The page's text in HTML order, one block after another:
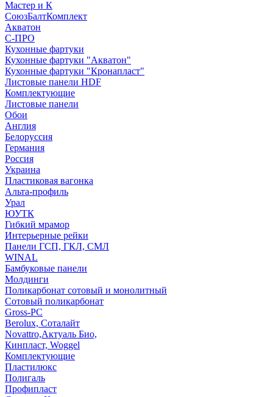
Мастер и К
СоюзБалтКомплект
Акватон
С-ПРО
Кухонные фартуки
Кухонные фартуки "Акватон"
Кухонные фартуки "Кронапласт"
Листовые панели HDF
Комплектующие
Листовые панели
Обои
Англия
Белоруссия
Германия
Россия
Украина
Пластиковая вагонка
Альта-профиль
Урал
ЮУТК
Гибкий мрамор
Интерьерные рейки
Панели ГСП, ГКЛ, СМЛ
WINAL
Бамбуковые панели
Молдинги
Поликарбонат сотовый и монолитный
Сотовый поликарбонат
Gross-PC
Berolux, Соталайт
Novattro,Актуаль Био,
Кинпласт, Woggel
Комплектующие
Пластилюкс
Полигаль
Профипласт